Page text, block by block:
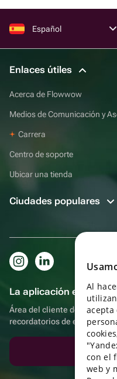
Español
Enlaces útiles
Acerca de Flowwow
Medios de Comunicación y
Carrera
Centro de soporte
Ubicar una tienda
Ciudades populares
La aplicación es aún
Área del cliente del
recordatorios de eventos
Al
acepta
con el
web y